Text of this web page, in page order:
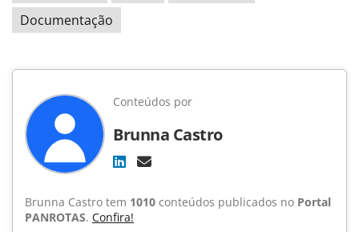
Documentação
Conteúdos por
Brunna Castro
Brunna Castro tem 1010 conteúdos publicados no Portal
PANROTAS. Confira!